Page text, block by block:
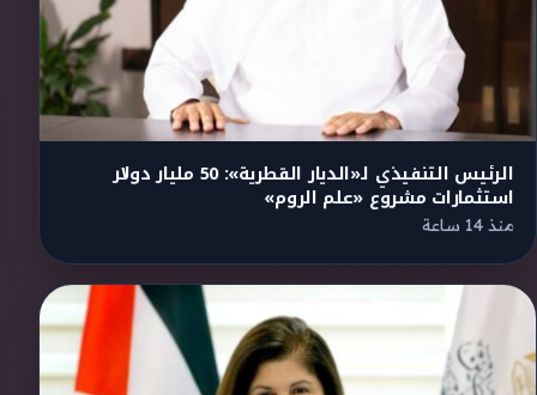
الرئيس التنفيذي لـ«الديار القطرية»: 50 مليار دولار
استثمارات مشروع «علم الروم»
منذ 14 ساعة